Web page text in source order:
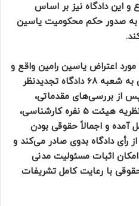
2 تهران ارجاع و این دادگاه نیز بر اساس
به صدور حکم محکومیت یاسین
اعتراض یاسین رامین واقع و
پرونده جهت رسیدگی به اعتراض به شعبه 68 دادگاه تجدیدنظر
از بررسی‌های مقدماتی،
برگزاری جلسات دادرسی و جلب نظریه هیئت 5 نفره کارشناسی،
آمده و اجمالاً حقوقی بودن
رأی دادگاه بدوی صادر می‌کند و
اثبات مسئولیت مدنی
با رعایت کامل تشریفات